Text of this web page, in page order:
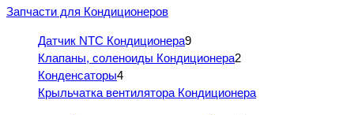
Запчасти для Кондиционеров
Датчик NTC Кондиционера9
Клапаны, соленоиды Кондиционера2
Конденсаторы4
Крыльчатка вентилятора Кондиционера